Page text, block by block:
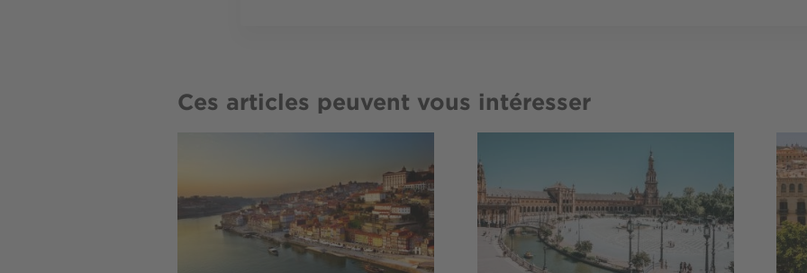
Ces articles peuvent vous intéresser